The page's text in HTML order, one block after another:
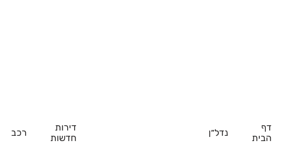
דף
הבית
נדל״ן
דירות
חדשות
רכב